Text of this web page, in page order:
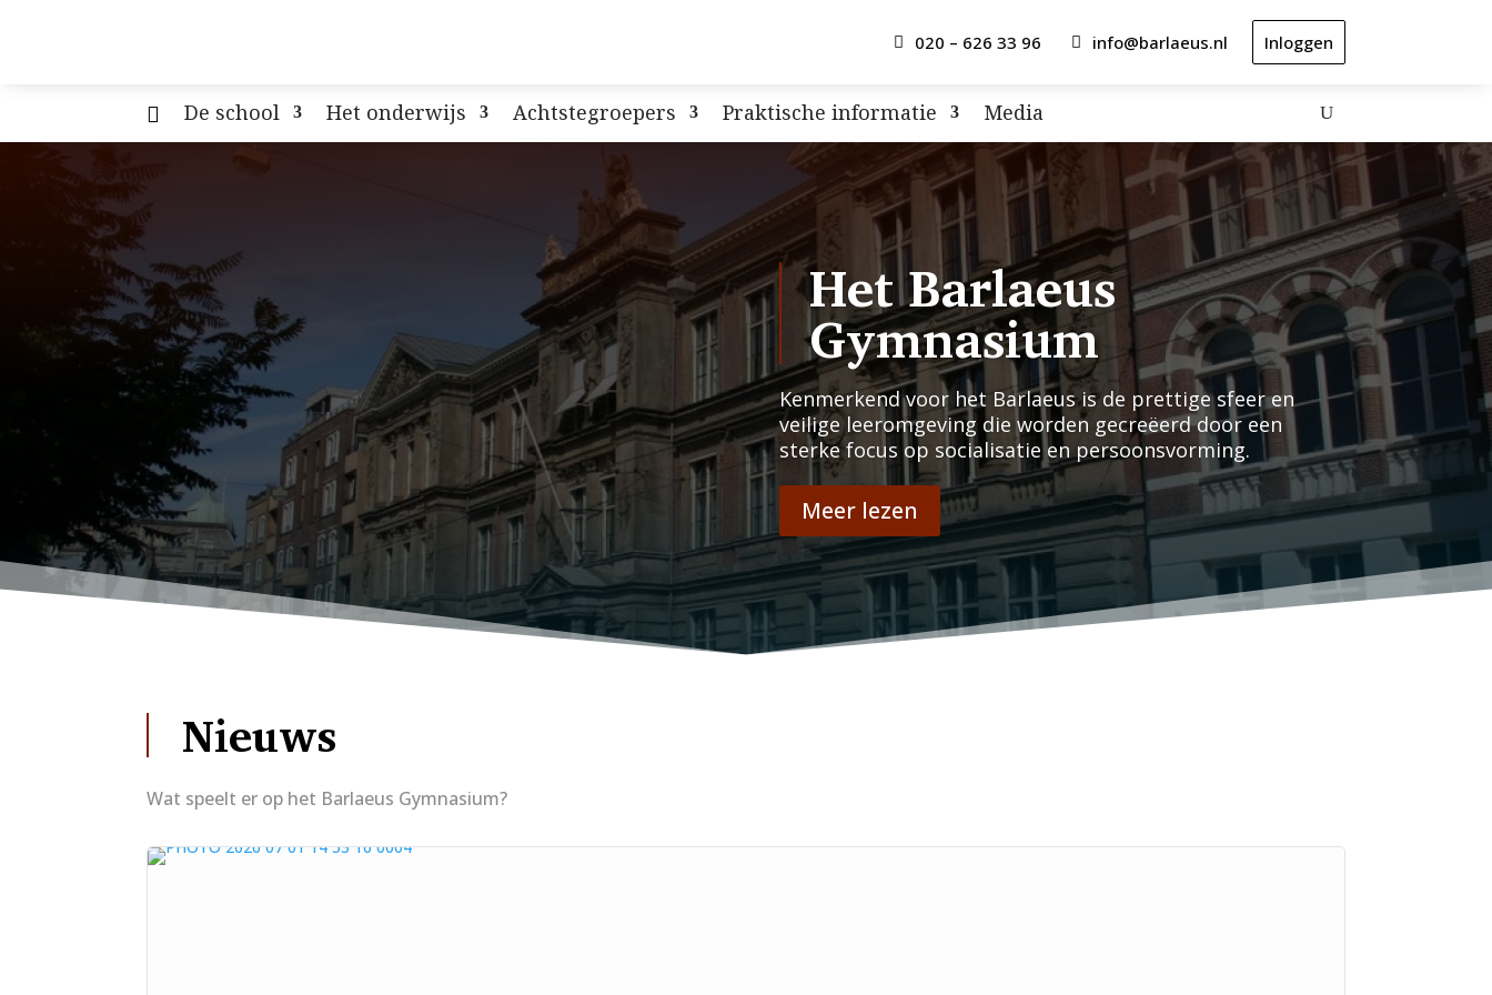
020 – 626 33 96 info@barlaeus.nl Inloggen
De school Het onderwijs Achtstegroepers Praktische informatie Media
Het Barlaeus
Gymnasium
Kenmerkend voor het Barlaeus is de prettige sfeer en
veilige leeromgeving die worden gecreëerd door een
sterke focus op socialisatie en persoonsvorming.
Meer lezen
Nieuws
Wat speelt er op het Barlaeus Gymnasium?